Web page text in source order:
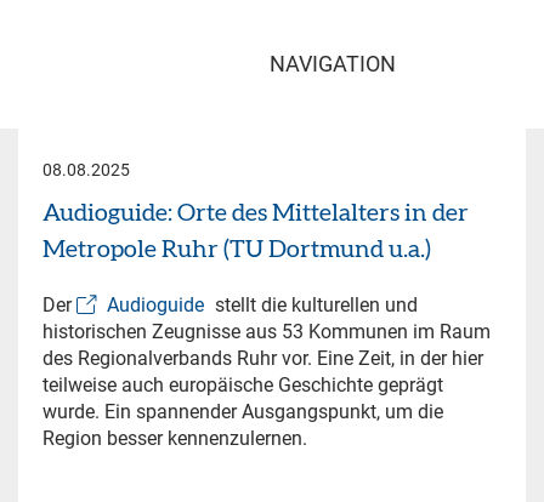
NAVIGATION
08.08.2025
Audioguide: Orte des Mittelalters in der
Metropole Ruhr (TU Dortmund u.a.)
Der Audioguide stellt die kulturellen und
historischen Zeugnisse aus 53 Kommunen im Raum
des Regionalverbands Ruhr vor. Eine Zeit, in der hier
teilweise auch europäische Geschichte geprägt
wurde. Ein spannender Ausgangspunkt, um die
Region besser kennenzulernen.